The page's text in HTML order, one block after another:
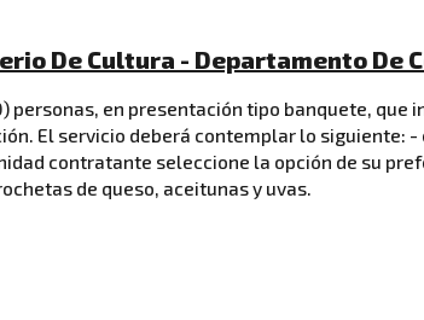
De Cultura - Departamento De
personas, en presentación tipo banquete, que
El servicio deberá contemplar lo siguiente: -
contratante seleccione la opción de su
de queso, aceitunas y uvas.